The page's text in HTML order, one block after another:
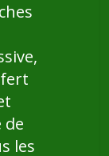
de
les